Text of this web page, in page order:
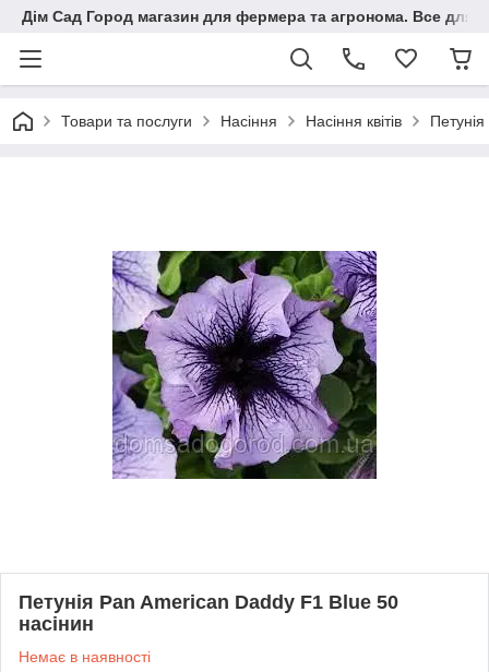
Дім Сад Город магазин для фермера та агронома. Все для
Товари та послуги Насіння Насіння квітів
Петунія Pan American Daddy F1 Blue 50
насінин
Немає в наявності